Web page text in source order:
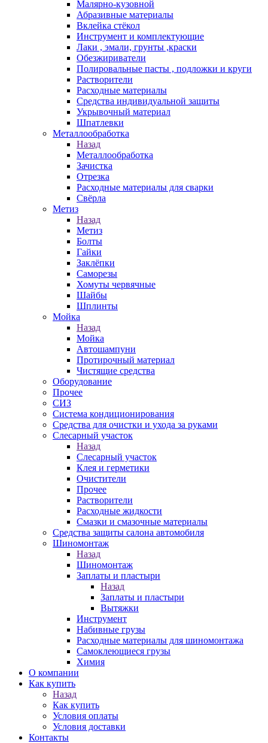
Малярно-кузовной
Абразивные материалы
Вклейка стёкол
Инструмент и комплектующие
Лаки , эмали, грунты ,краски
Обезжириватели
Полировальные пасты , подложки и круги
Растворители
Расходные материалы
Средства индивидуальной защиты
Укрывочный материал
Шпатлевки
Металлообработка
Назад
Металлообработка
Зачистка
Отрезка
Расходные материалы для сварки
Свёрла
Метиз
Назад
Метиз
Болты
Гайки
Заклёпки
Саморезы
Хомуты червячные
Шайбы
Шплинты
Мойка
Назад
Мойка
Автошампуни
Протирочный материал
Чистящие средства
Оборудование
Прочее
СИЗ
Система кондиционирования
Средства для очистки и ухода за руками
Слесарный участок
Назад
Слесарный участок
Клея и герметики
Очистители
Прочее
Растворители
Расходные жидкости
Смазки и смазочные материалы
Средства защиты салона автомобиля
Шиномонтаж
Назад
Шиномонтаж
Заплаты и пластыри
Назад
Заплаты и пластыри
Вытяжки
Инструмент
Набивные грузы
Расходные материалы для шиномонтажа
Самоклеющиеся грузы
Химия
О компании
Как купить
Назад
Как купить
Условия оплаты
Условия доставки
Контакты